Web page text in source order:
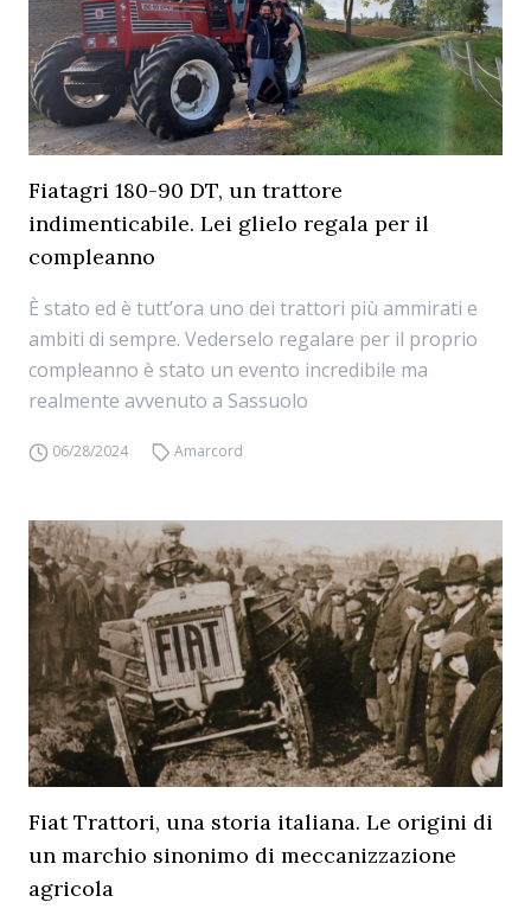
Fiatagri 180-90 DT, un trattore
indimenticabile. Lei glielo regala per il
compleanno
È stato ed è tutt’ora uno dei trattori più ammirati e
ambiti di sempre. Vederselo regalare per il proprio
compleanno è stato un evento incredibile ma
realmente avvenuto a Sassuolo
06/28/2024 Amarcord
Fiat Trattori, una storia italiana. Le origini di
un marchio sinonimo di meccanizzazione
agricola